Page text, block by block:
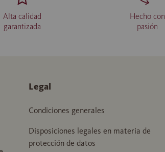
Alta calidad
garantizada
Hecho con
pasión
Legal
Condiciones generales
Disposiciones legales en materia de
protección de datos